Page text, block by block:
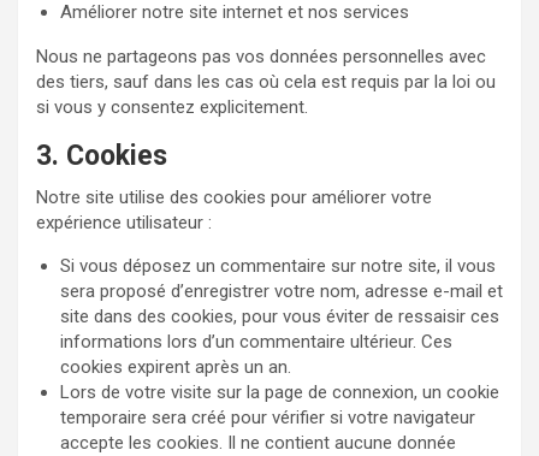
Améliorer notre site internet et nos services
Nous ne partageons pas vos données personnelles avec
des tiers, sauf dans les cas où cela est requis par la loi ou
si vous y consentez explicitement.
3. Cookies
Notre site utilise des cookies pour améliorer votre
expérience utilisateur :
Si vous déposez un commentaire sur notre site, il vous
sera proposé d’enregistrer votre nom, adresse e-mail et
site dans des cookies, pour vous éviter de ressaisir ces
informations lors d’un commentaire ultérieur. Ces
cookies expirent après un an.
Lors de votre visite sur la page de connexion, un cookie
temporaire sera créé pour vérifier si votre navigateur
accepte les cookies. Il ne contient aucune donnée